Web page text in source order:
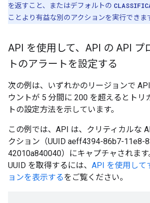
を返すこと、またはデフォルトの
ことより有益な別のアクションを実行できま
API を使用して、API の API プ
トのアラートを設定する
次の例は、いずれかのリージョンで
ウントが 5 分間に 200 を超えるとトリ
トの設定方法を示しています。
この例では、API は、クリティカルな
クション（UUID aeff4394-86b7-11e8-
42010a840040）にキャプチャされま
UUID を取得するには、 API を使用して
ョンを表示するをご覧ください。